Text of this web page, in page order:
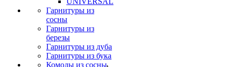
Гарнитуры из
сосны
Гарнитуры из
березы
Гарнитуры из дуба
Гарнитуры из бука
Комоды из сосны